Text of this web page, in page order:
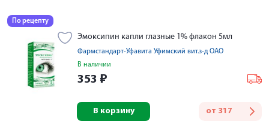
По рецепту
Эмоксипин капли глазные 1% флакон 5мл
Фармстандарт-Уфавита Уфимский вит.з-д ОАО
В наличии
353 ₽
от 317
В корзину